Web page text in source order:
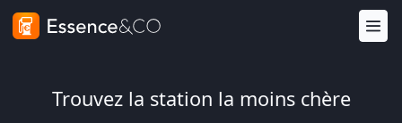
Trouvez la station la moins chère